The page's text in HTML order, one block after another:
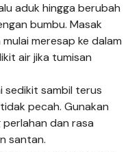
aduk hingga berubah
bumbu. Masak
meresap ke dalam
air jika tumisan
sedikit sambil terus
pecah. Gunakan
dan rasa
santan.